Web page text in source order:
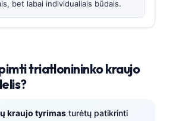
bet labai individualiais būdais.
triatlonininko kraujo
kraujo tyrimas turėtų patikrinti